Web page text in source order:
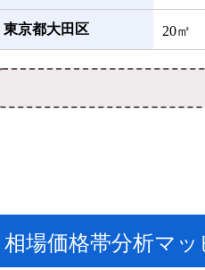
東京都大田区 20㎡
相場価格帯分析マ